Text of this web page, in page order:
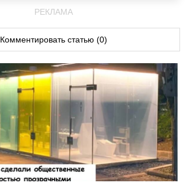
РЕКЛАМА
Комментировать статью (0)